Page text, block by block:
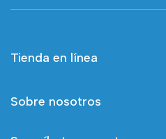
Tienda en línea
Sobre nosotros